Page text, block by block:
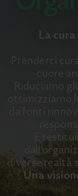
La
Prenderci
cuore
Riduciamo
ottimizziamo
da fonti
E
diverse realtà
Una